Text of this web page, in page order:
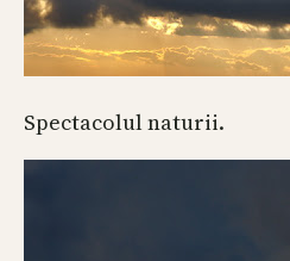
Spectacolul naturii.